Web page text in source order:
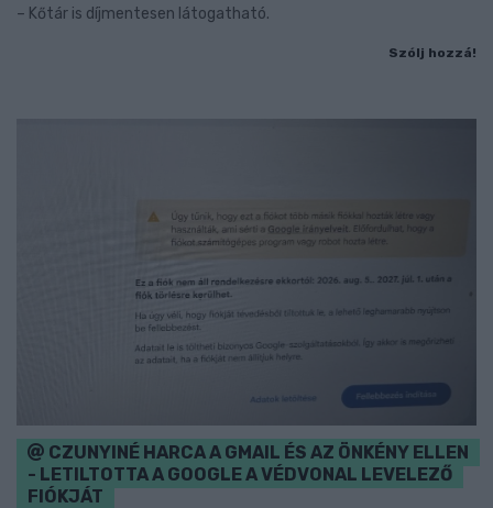
– Kőtár is díjmentesen látogatható.
Szólj hozzá!
CZUNYINÉ HARCA A GMAIL ÉS AZ ÖNKÉNY ELLEN
- LETILTOTTA A GOOGLE A VÉDVONAL LEVELEZŐ
FIÓKJÁT